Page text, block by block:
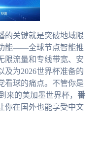
的关键就是突破地域限
能——全球节点智能推
限流量和专线带宽、安
及为2026世界杯准备的
看球的痛点。不管你是
来的美加墨世界杯， 番
你在国外也能享受中文